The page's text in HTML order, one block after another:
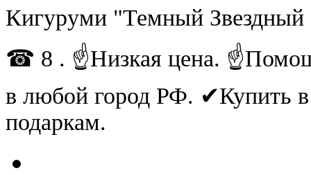
Кигуруми "Темный
☎ 8 . ☝Низкая цена.
в любой город РФ.
подаркам.